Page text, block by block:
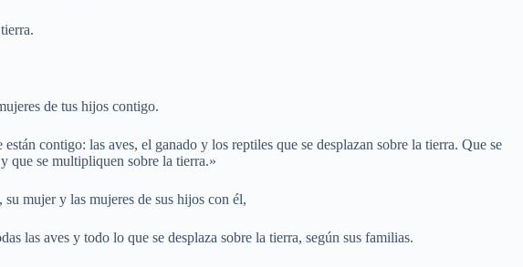
de tus hijos contigo.
contigo: las aves, el ganado y los reptiles que se desplazan sobre la tierra. Que se
que se multipliquen sobre la tierra.»
mujer y las mujeres de sus hijos con él,
las aves y todo lo que se desplaza sobre la tierra, según sus familias.